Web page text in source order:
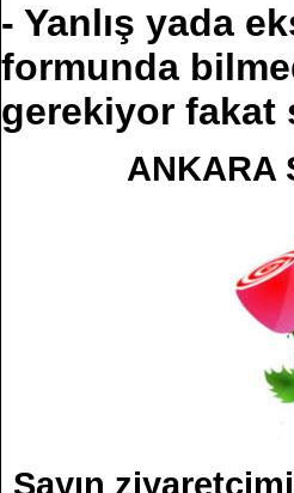
- Yanlış yada
formunda
gerekiyor fakat
ANKARA
Sayın